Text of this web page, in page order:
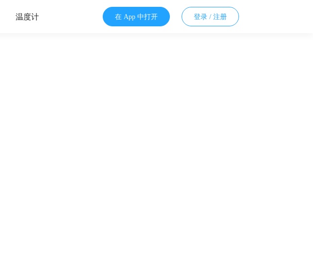
温度计 在 App 中打开 登录 / 注册